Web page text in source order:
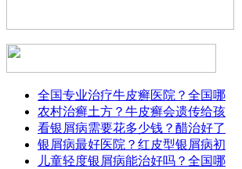
全国专业治疗牛皮癣医院？全国哪
农村治癣土方？牛皮癣会遗传给孩
看银屑病需要花多少钱？醋治好了
银屑病最好医院？红皮型银屑病初
儿童轻度银屑病能治好吗？全国哪